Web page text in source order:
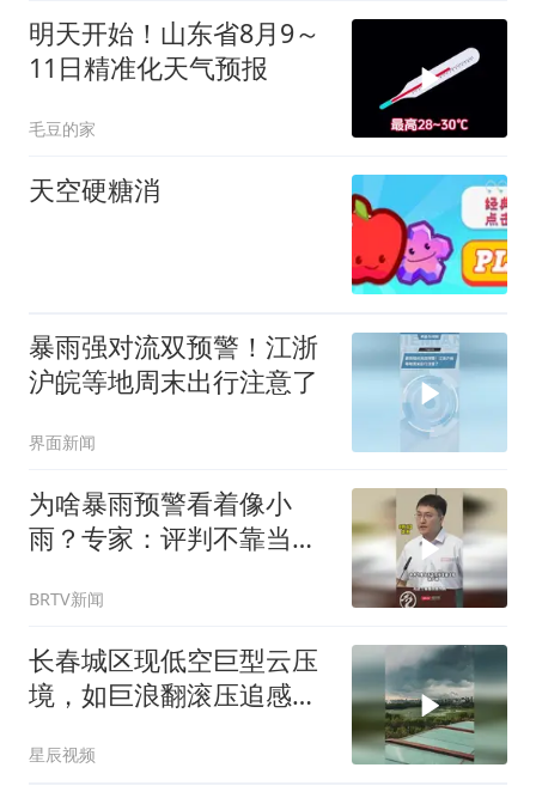
明天开始！山东省8月9～
11日精准化天气预报
毛豆的家
天空硬糖消
暴雨强对流双预警！江浙
沪皖等地周末出行注意了
界面新闻
为啥暴雨预警看着像小
雨？专家：评判不靠当下
说了算
BRTV新闻
长春城区现低空巨型云压
境，如巨浪翻滚压追感十
星辰视频